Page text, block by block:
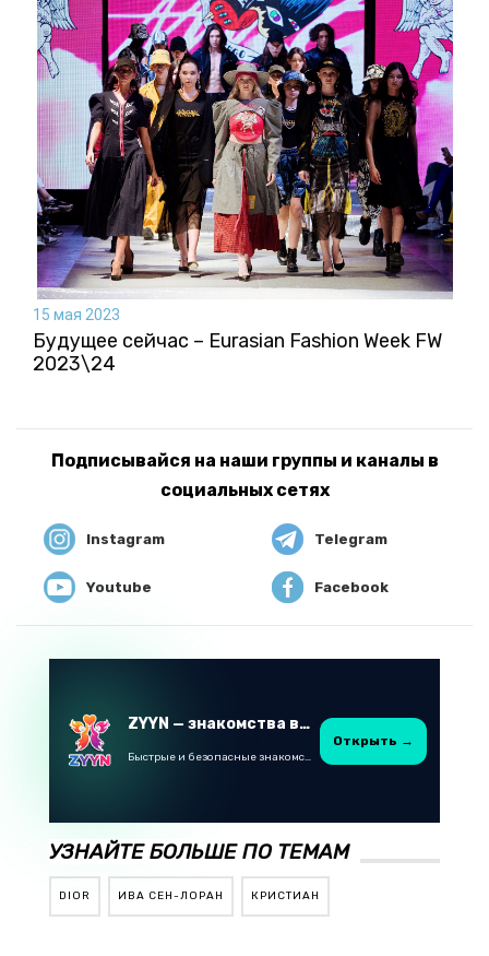
15 мая 2023
Будущее сейчас – Eurasian Fashion Week FW
2023\24
Подписывайся на наши группы и каналы в
социальных сетях
Instagram Telegram
Youtube Facebook
ZYYN — знакомства в Казахстане
Быстрые и безопасные знакомства в Telegram
Открыть →
УЗНАЙТЕ БОЛЬШЕ ПО ТЕМАМ
DIOR ИВА СЕН-ЛОРАН КРИСТИАН